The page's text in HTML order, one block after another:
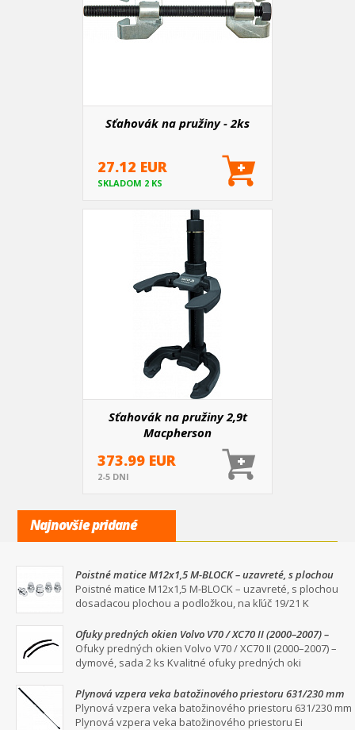
Sťahovák na pružiny - 2ks
27.12 EUR
SKLADOM 2 KS
Sťahovák na pružiny 2,9t
Macpherson
373.99 EUR
2-5 DNI
Najnovšie pridané
Poistné matice M12x1,5 M-BLOCK – uzavreté, s plochou
dosadacou plochou a podložkou, na kľúč 19/21
Poistné matice M12x1,5 M-BLOCK – uzavreté, s plochou
dosadacou plochou a podložkou, na kľúč 19/21 K
Ofuky predných okien Volvo V70 / XC70 II (2000–2007) –
dymové, sada 2 ks
Ofuky predných okien Volvo V70 / XC70 II (2000–2007) –
dymové, sada 2 ks Kvalitné ofuky predných oki
Plynová vzpera veka batožinového priestoru 631/230 mm
Plynová vzpera veka batožinového priestoru 631/230 mm
Plynová vzpera veka batožinového priestoru Ei